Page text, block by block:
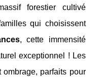
forestier cultivé
qui choisissent
, cette immensité
exceptionnel ! Les
ombrage, parfaits pour